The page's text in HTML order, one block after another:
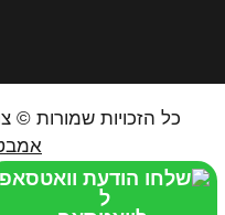
כל הזכויות שמורות ©